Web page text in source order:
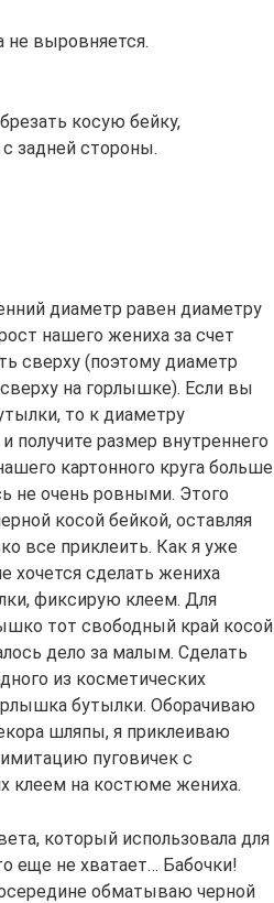
не выровняется.
косую бейку,
задней стороны.
диаметр равен диаметру
нашего жениха за счет
сверху (поэтому диаметр
на горлышке). Если вы
то к диаметру
получите размер внутреннего
картонного круга больше
не очень ровными. Этого
косой бейкой, оставляя
все приклеить. Как я уже
хочется сделать жениха
фиксирую клеем. Для
тот свободный край косой
дело за малым. Сделать
из косметических
бутылки. Оборачиваю
шляпы, я приклеиваю
пуговичек с
клеем на костюме жениха.
который использовала для
еще не хватает… Бабочки!
обматываю черной